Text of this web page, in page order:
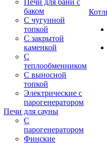
Печи для бани с
баком
С чугунной
топкой
С закрытой
каменкой
С
теплообменником
С выносной
топкой
Электрические с
парогенератором
Печи для сауны
С
парогенератором
Финские